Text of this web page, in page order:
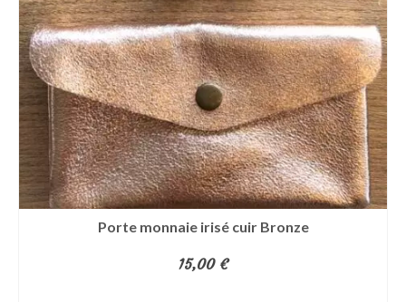
Porte monnaie irisé cuir Bronze
15,00 €